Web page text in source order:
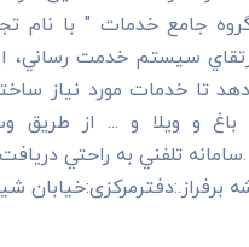
گروه جامع خدمات " با نام
سيستم خدمت رساني،
تا خدمات مورد نياز
باغ و ويلا و ... از
تلفني به راحتي
برفراز.:دفترمرکزی:خیابان